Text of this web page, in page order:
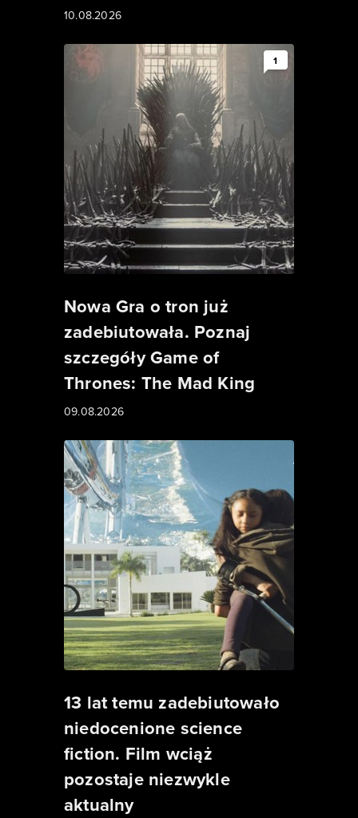
10.08.2026
1
Nowa Gra o tron już
zadebiutowała. Poznaj
szczegóły Game of
Thrones: The Mad King
09.08.2026
13 lat temu zadebiutowało
niedocenione science
fiction. Film wciąż
pozostaje niezwykle
aktualny